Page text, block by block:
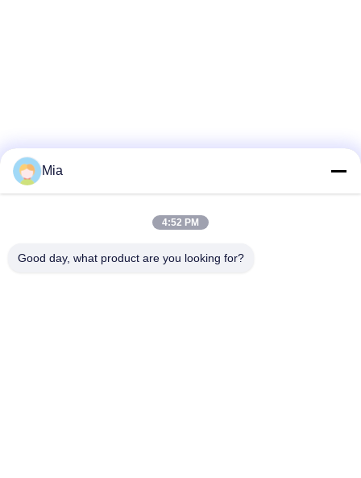
Mia
4:52 PM
Good day, what product are you looking for?